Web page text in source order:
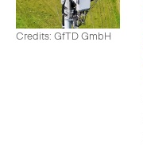
Credits: GfTD GmbH